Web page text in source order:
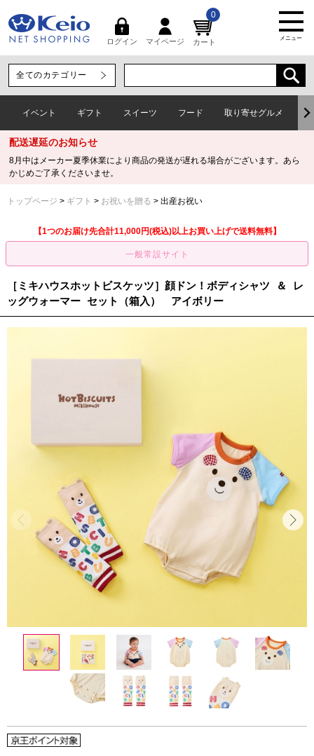
ログイン マイページ カート
0
メニュー
イベント ギフト スイーツ フード 取り寄せグルメ
配送遅延のお知らせ
8月中はメーカー夏季休業により商品の発送が遅れる場合がございます。あら
かじめご了承くださいませ。
トップページ ギフト お祝いを贈る 出産お祝い
【1つのお届け先合計11,000円(税込)以上お買い上げで送料無料】
［ミキハウスホットビスケッツ］顔ドン！ボディシャツ ＆ レ
ッグウォーマー セット（箱入） アイボリー